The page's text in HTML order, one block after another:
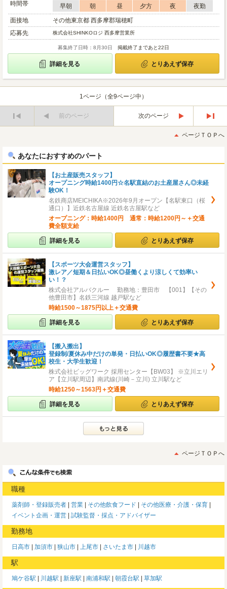
時間帯
早朝 朝 昼 夕方 夜
夜勤
面接地
その他東京都 西多摩郡瑞穂町
応募先
株式会社SHINKOロジ 西多摩営業所
募集終了日時：8月30日 掲載終了まであと22日
詳細を見る とりあえず保存
1ページ（全9ページ中）
前のページ
次のページ
後
ページＴＯＰへ
あなたにおすすめのパート
【お土産販売スタッフ】
オープニング時給1400円☆名駅直結のお土産屋さん◎未経
験OK！
名鉄商店MEICHIKA※2026年9月オープン【名駅東口（桜
通口）】近鉄名古屋線 近鉄名古屋駅など
オープニング：時給1400円 通常：時給1200円～＋交通
費全額支給
詳細を見る とりあえず保存
【スポーツ大会運営スタッフ】
激レア／短期＆日払いOK◎昼働くより涼しくて効率い
い！？
株式会社アルバクルー 勤務地：豊田市 【001】【その
他豊田市】名鉄三河線 越戸駅など
時給1500～1875円以上＋交通費
詳細を見る とりあえず保存
【搬入搬出】
登録制/夏休み中だけの単発・日払いOK◎履歴書不要★高
校生・大学生歓迎！
株式会社ビッグワーク 採用センター【BW03】 ※立川エリ
ア【立川駅周辺】南武線(川崎－立川) 立川駅など
時給1250～1563円＋交通費
詳細を見る とりあえず保存
ページＴＯＰへ
職種
薬剤師・登録販売者 営業 その他飲食フード
その他医療・介護・保育
イベント企画・運営
試験監督・採点・アドバイザー
勤務地
日高市 加須市 狭山市 上尾市 さいたま市 川越市
駅
鳩ケ谷駅 川越駅 新座駅 南浦和駅 朝霞台駅 草加駅